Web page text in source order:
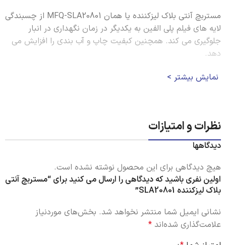
مستربچ آنتی بلاک لیزکننده یا همان MFQ-SLA20801 از چسبندگی
لایه های فیلم پلی الفین به یکدیگر در زمان نگهداری در انبار
جلوگیری می کند. همچنین کبفیت چاپ و آب بندی را افزایش می
دهد.
توجه
در جای خشک و خنک و دور از تابش مستقیم آفتاب نگهداری
شود.
کیلوگرم می باشد.
نظرات و امتیازات
دیدگاهها
هیچ دیدگاهی برای این محصول نوشته نشده است.
اولین نفری باشید که دیدگاهی را ارسال می کنید برای “مستربچ آنتی
بلاک لیزکننده SLA20801”
نشانی ایمیل شما منتشر نخواهد شد. بخش‌های موردنیاز
علامت‌گذاری شده‌اند *